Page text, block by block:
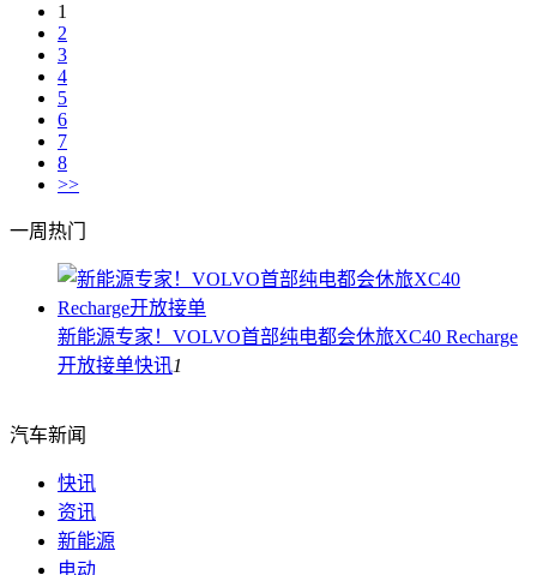
1
2
3
4
5
6
7
8
>>
一周热门
新能源专家！VOLVO首部纯电都会休旅XC40 Recharge
开放接单快讯1
汽车新闻
快讯
资讯
新能源
电动